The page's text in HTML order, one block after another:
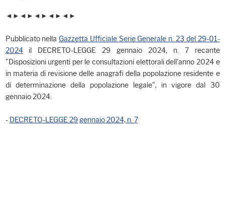
◄►◄►◄►◄►◄►
Pubblicato nella Gazzetta Ufficiale Serie Generale n. 23 del 29-01-
2024il DECRETO-LEGGE 29 gennaio 2024, n. 7 recante
"Disposizioni urgenti per le consultazioni elettorali dell'anno 2024 e
in materia di revisione delle anagrafi della popolazione residente e
di determinazione della popolazione legale", in vigore dal 30
gennaio 2024.
- DECRETO-LEGGE 29 gennaio 2024, n. 7